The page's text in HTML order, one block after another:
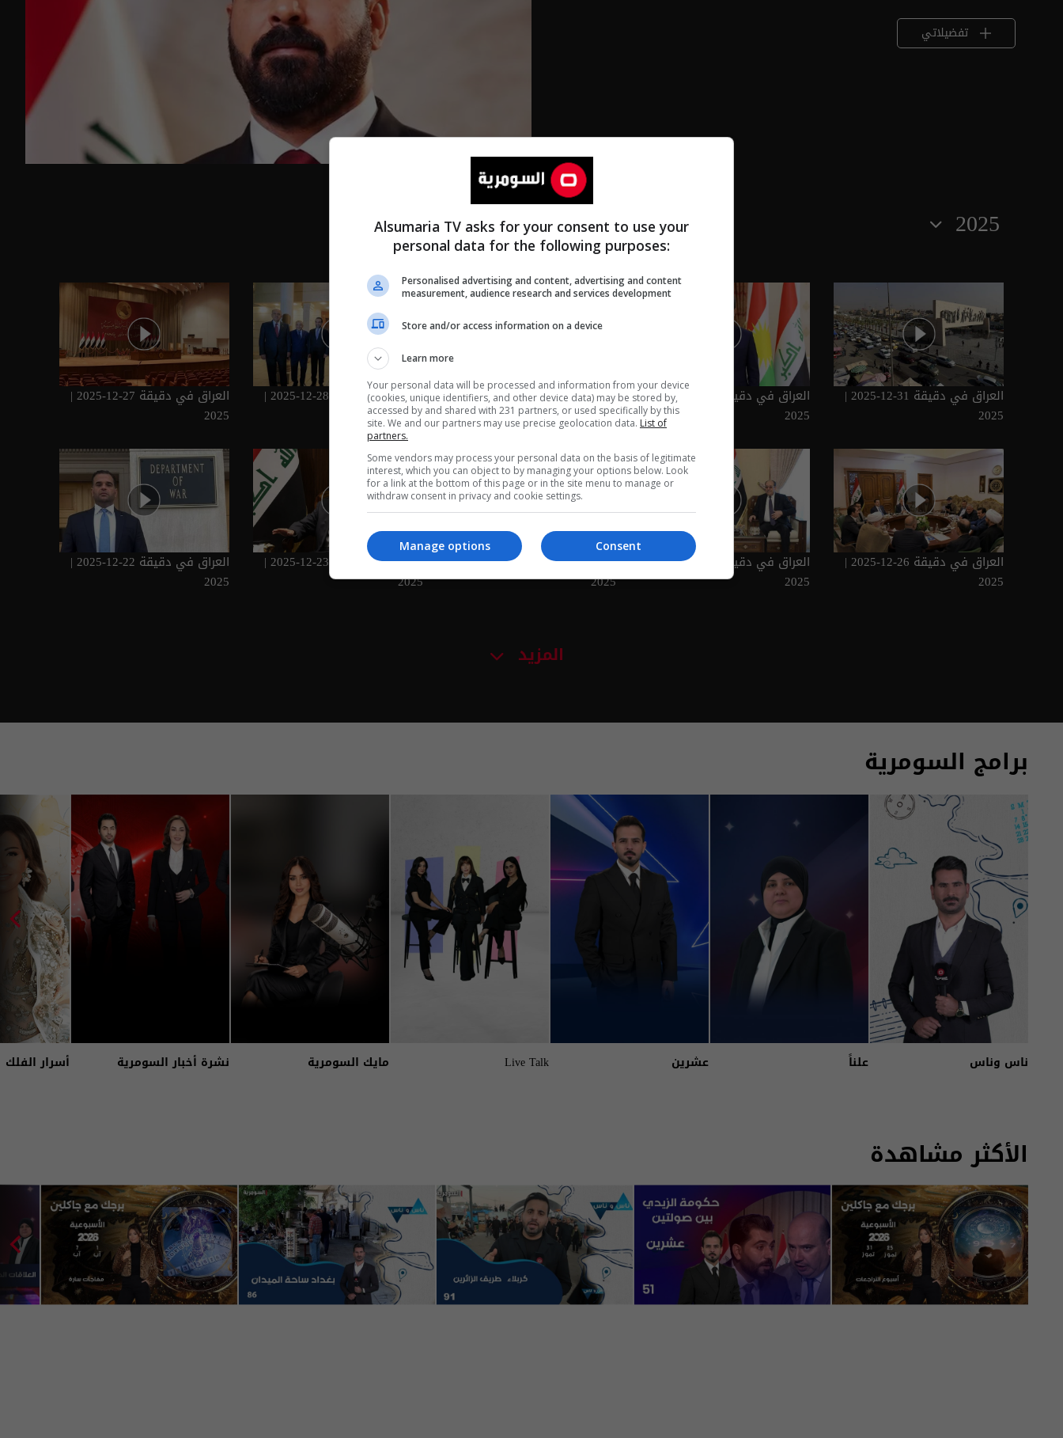
تفضيلاتي
2025
العراق في دقيقة 31-12-2025 |
2025
العراق في دقيقة 30-12-2025 |
2025
العراق في دقيقة 29-12-2025 |
2025
العراق في دقيقة 28-12-2025 |
2025
العراق في دقيقة 27-12-2025 |
2025
العراق في دقيقة 26-12-2025 |
2025
العراق في دقيقة 25-12-2025 |
2025
العراق في دقيقة 24-12-2025 |
2025
العراق في دقيقة 23-12-2025 |
2025
العراق في دقيقة 22-12-2025 |
2025
المزيد
برامج السومرية
ناس وناس علناً عشرين Live Talk مايك السومرية نشرة أخبار السومرية أسرار الفلك
الأكثر مشاهدة
Alsumaria TV asks for your consent to use your
personal data for the following purposes:
Personalised advertising and content, advertising and content
measurement, audience research and services development
Store and/or access information on a device
Learn more
Your personal data will be processed and information from your device
(cookies, unique identifiers, and other device data) may be stored by,
accessed by and shared with 231 partners, or used specifically by this
site. We and our partners may use precise geolocation data. List of
partners.
Some vendors may process your personal data on the basis of legitimate
interest, which you can object to by managing your options below. Look
for a link at the bottom of this page or in the site menu to manage or
withdraw consent in privacy and cookie settings.
Consent
Manage options